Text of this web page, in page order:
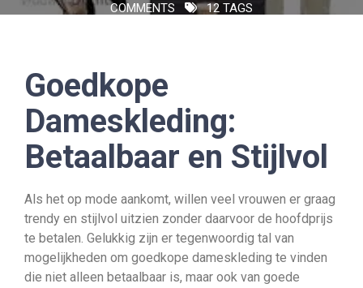
COMMENTS
12 TAGS
Goedkope
Dameskleding:
Betaalbaar en Stijlvol
Als het op mode aankomt, willen veel vrouwen er graag
trendy en stijlvol uitzien zonder daarvoor de hoofdprijs
te betalen. Gelukkig zijn er tegenwoordig tal van
mogelijkheden om goedkope dameskleding te vinden
die niet alleen betaalbaar is, maar ook van goede